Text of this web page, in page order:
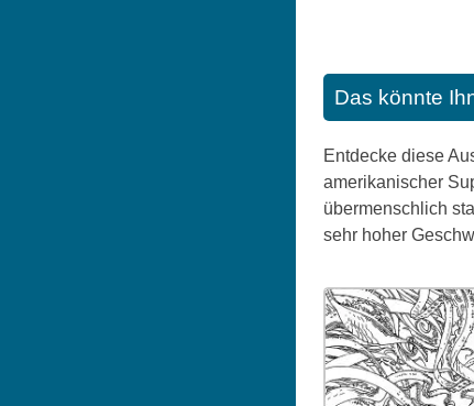
Das könnte
Entdecke diese
amerikanischer
übermenschlich
sehr hoher